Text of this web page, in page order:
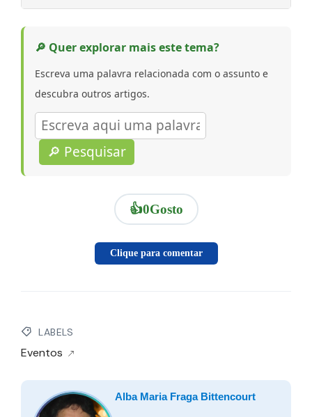
🔎 Quer explorar mais este tema?
Escreva uma palavra relacionada com o assunto e
descubra outros artigos.
🔎 Pesquisar
👍0Gosto
Clique para comentar
LABELS
Eventos
Alba Maria Fraga Bittencourt